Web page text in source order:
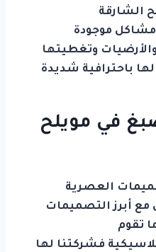
الشارقة
مشاكل موجودة
وتغطيتها
باحترافية شديدة
في مويلح
العصرية
مع أبرز التصميمات
تقوم
فشركتنا لها